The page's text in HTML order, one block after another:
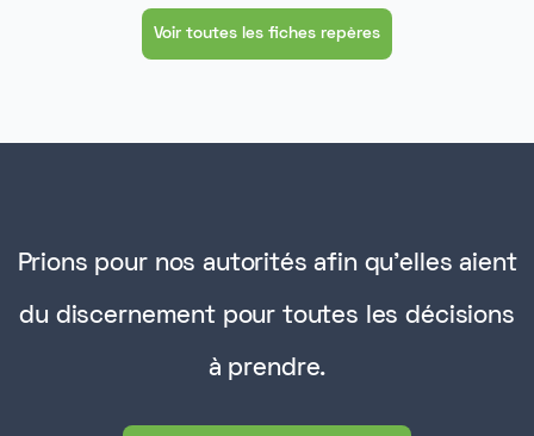
Voir toutes les fiches repères
Prions pour nos autorités afin qu'elles aient
du discernement pour toutes les décisions
à prendre.